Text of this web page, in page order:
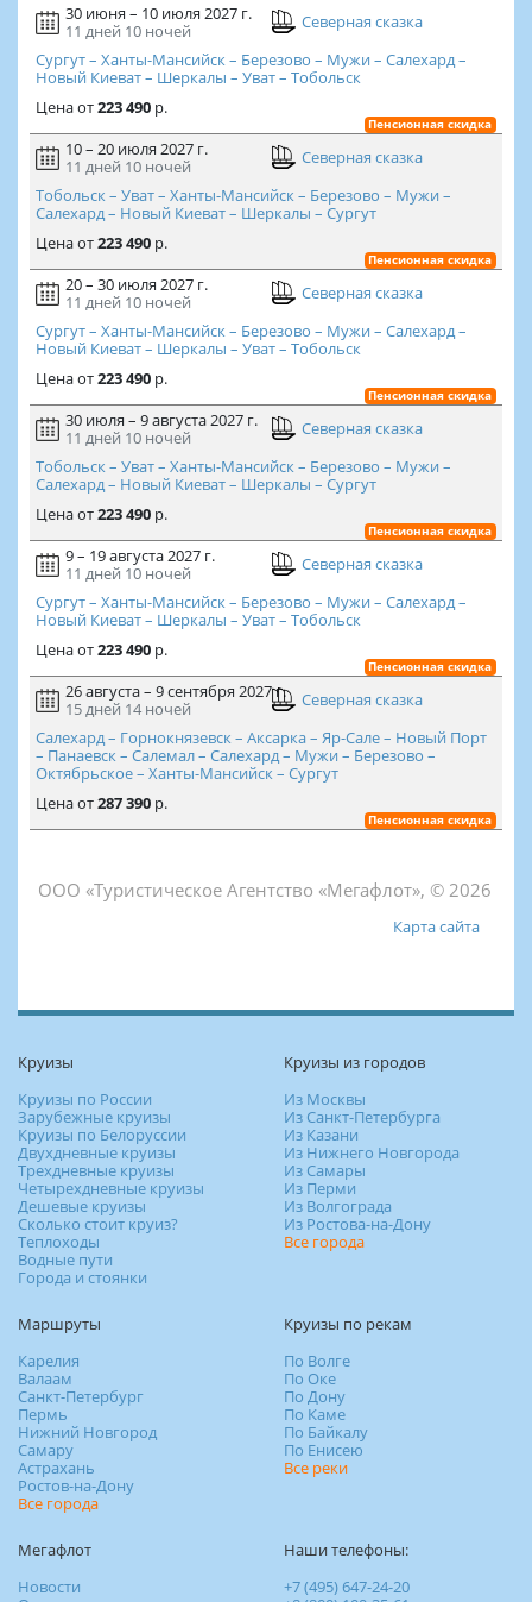
30 июня – 10 июля 2027 г.
11 дней 10 ночей
Северная сказка
Сургут – Ханты-Мансийск – Березово – Мужи – Салехард –
Новый Киеват – Шеркалы – Уват – Тобольск
Ценаот223 490р.
Пенсионная скидка
10 – 20 июля 2027 г.
11 дней 10 ночей
Северная сказка
Тобольск – Уват – Ханты-Мансийск – Березово – Мужи –
Салехард – Новый Киеват – Шеркалы – Сургут
Ценаот223 490р.
Пенсионная скидка
20 – 30 июля 2027 г.
11 дней 10 ночей
Северная сказка
Сургут – Ханты-Мансийск – Березово – Мужи – Салехард –
Новый Киеват – Шеркалы – Уват – Тобольск
Ценаот223 490р.
Пенсионная скидка
30 июля – 9 августа 2027 г.
11 дней 10 ночей
Северная сказка
Тобольск – Уват – Ханты-Мансийск – Березово – Мужи –
Салехард – Новый Киеват – Шеркалы – Сургут
Ценаот223 490р.
Пенсионная скидка
9 – 19 августа 2027 г.
11 дней 10 ночей
Северная сказка
Сургут – Ханты-Мансийск – Березово – Мужи – Салехард –
Новый Киеват – Шеркалы – Уват – Тобольск
Ценаот223 490р.
Пенсионная скидка
26 августа – 9 сентября 2027 г.
15 дней 14 ночей
Северная сказка
Салехард – Горнокнязевск – Аксарка – Яр-Сале – Новый Порт
– Панаевск – Салемал – Салехард – Мужи – Березово –
Октябрьское – Ханты-Мансийск – Сургут
Ценаот287 390р.
Пенсионная скидка
ООО «Туристическое Агентство «Мегафлот», © 2026
Карта сайта
Круизы
Круизы по России
Зарубежные круизы
Круизы по Белоруссии
Двухдневные круизы
Трехдневные круизы
Четырехдневные круизы
Дешевые круизы
Сколько стоит круиз?
Теплоходы
Водные пути
Города и стоянки
Круизы из городов
Из Москвы
Из Санкт-Петербурга
Из Казани
Из Нижнего Новгорода
Из Самары
Из Перми
Из Волгограда
Из Ростова-на-Дону
Все города
Маршруты
Карелия
Валаам
Санкт-Петербург
Пермь
Нижний Новгород
Самару
Астрахань
Ростов-на-Дону
Все города
Круизы по рекам
По Волге
По Оке
По Дону
По Каме
По Байкалу
По Енисею
Все реки
Мегафлот
Новости
Наши телефоны:
+7 (495) 647-24-20